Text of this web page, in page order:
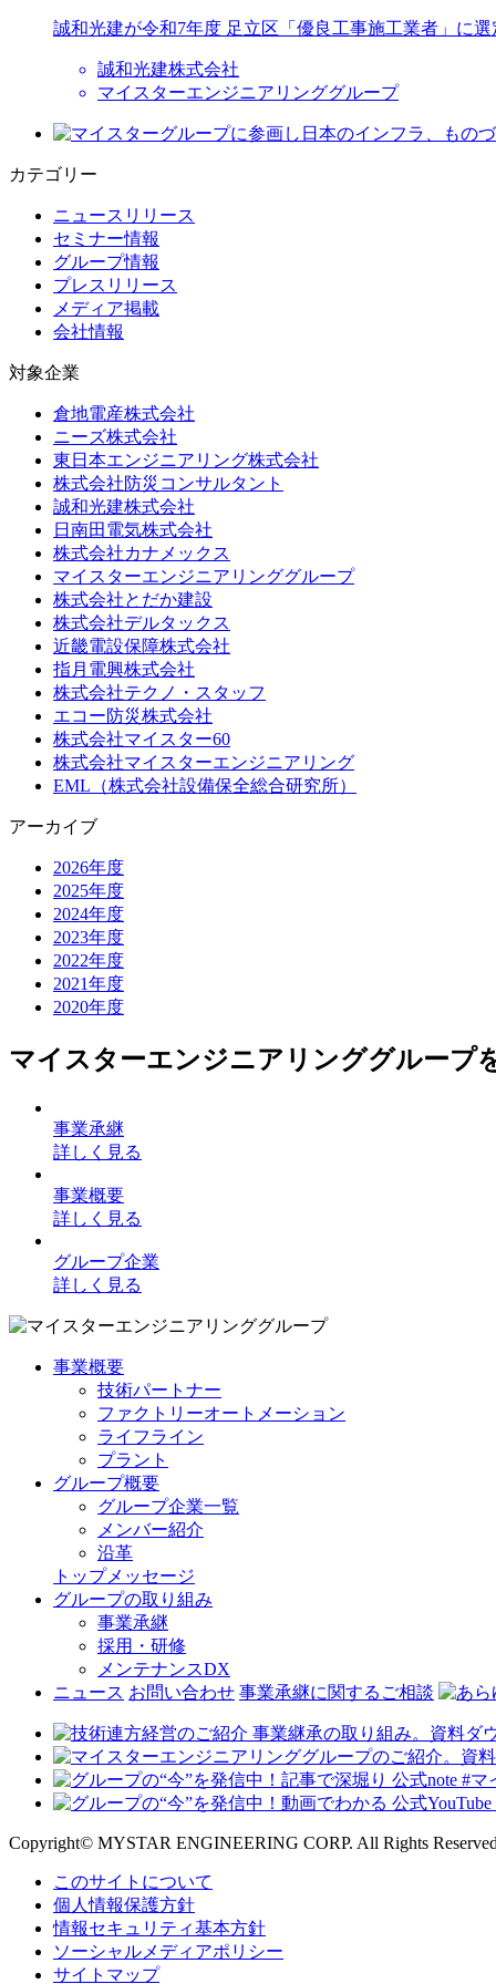
誠和光建が令和7年度 足立区「優良工事施工業者」に選
誠和光建株式会社
マイスターエンジニアリンググループ
カテゴリー
ニュースリリース
セミナー情報
グループ情報
プレスリリース
メディア掲載
会社情報
対象企業
倉地電産株式会社
ニーズ株式会社
東日本エンジニアリング株式会社
株式会社防災コンサルタント
誠和光建株式会社
日南田電気株式会社
株式会社カナメックス
マイスターエンジニアリンググループ
株式会社とだか建設
株式会社デルタックス
近畿電設保障株式会社
指月電興株式会社
株式会社テクノ・スタッフ
エコー防災株式会社
株式会社マイスター60
株式会社マイスターエンジニアリング
EML（株式会社設備保全総合研究所）
アーカイブ
2026年度
2025年度
2024年度
2023年度
2022年度
2021年度
2020年度
マイスターエンジニアリンググループ
事業承継
詳しく見る
事業概要
詳しく見る
グループ企業
詳しく見る
事業概要
技術パートナー
ファクトリーオートメーション
ライフライン
プラント
グループ概要
グループ企業一覧
メンバー紹介
沿革
トップメッセージ
グループの取り組み
事業承継
採用・研修
メンテナンスDX
ニュース お問い合わせ 事業承継に関するご相談
Copyright© MYSTAR ENGINEERING CORP. All Rights
このサイトについて
個人情報保護方針
情報セキュリティ基本方針
ソーシャルメディアポリシー
サイトマップ